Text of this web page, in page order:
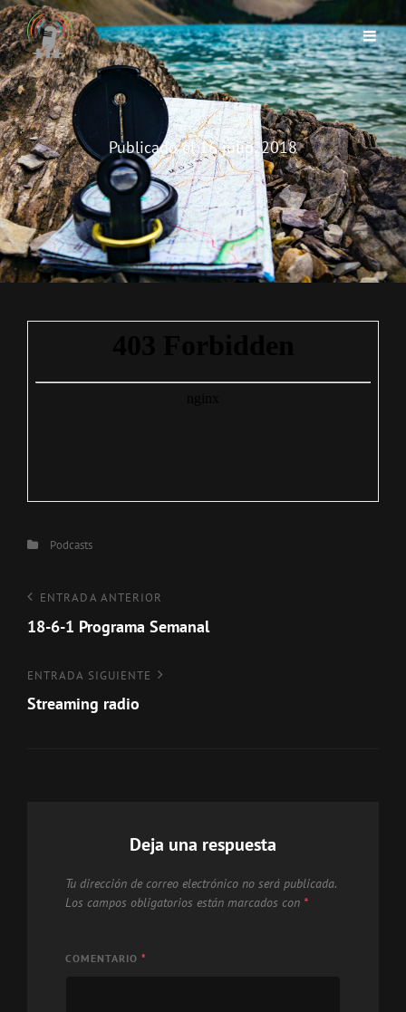
Publicado el16 julio, 2018
Categorías
Podcasts
Navegación
de
Entrada
anterior
ENTRADA ANTERIOR
18-6-1 Programa Semanal
Entrada
siguiente
ENTRADA SIGUIENTE
Streaming radio
Deja una respuesta
Tu dirección de correo electrónico no será publicada.
Los campos obligatorios están marcados con *
COMENTARIO *